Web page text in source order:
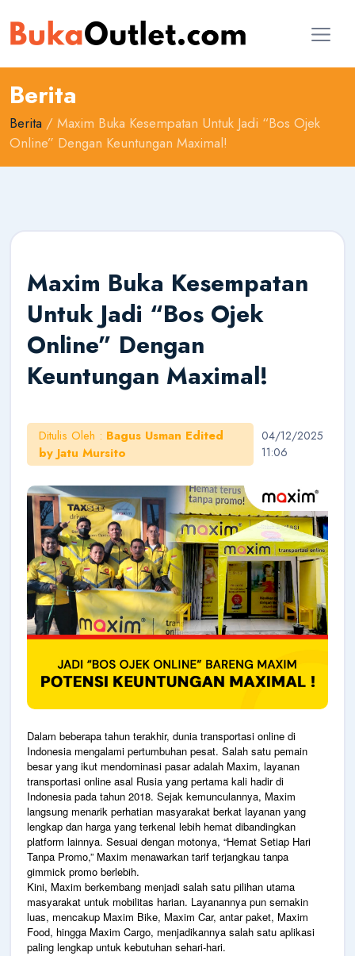
Berita
Berita / Maxim Buka Kesempatan Untuk Jadi “Bos Ojek
Online” Dengan Keuntungan Maximal!
Maxim Buka Kesempatan
Untuk Jadi “Bos Ojek
Online” Dengan
Keuntungan Maximal!
Ditulis Oleh : Bagus Usman Edited
by Jatu Mursito
04/12/2025
11:06
Dalam beberapa tahun terakhir, dunia transportasi online di
Indonesia mengalami pertumbuhan pesat. Salah satu pemain
besar yang ikut mendominasi pasar adalah Maxim, layanan
transportasi online asal Rusia yang pertama kali hadir di
Indonesia pada tahun 2018. Sejak kemunculannya, Maxim
langsung menarik perhatian masyarakat berkat layanan yang
lengkap dan harga yang terkenal lebih hemat dibandingkan
platform lainnya. Sesuai dengan motonya, “Hemat Setiap Hari
Tanpa Promo,” Maxim menawarkan tarif terjangkau tanpa
gimmick promo berlebih.
Kini, Maxim berkembang menjadi salah satu pilihan utama
masyarakat untuk mobilitas harian. Layanannya pun semakin
luas, mencakup Maxim Bike, Maxim Car, antar paket, Maxim
Food, hingga Maxim Cargo, menjadikannya salah satu aplikasi
paling lengkap untuk kebutuhan sehari-hari.
AI Konsultan
Online
Saya AI Konsultan BukaOutlet. Siap membantu
seputar kemitraan, bisnis, dan outlet.
Cara Jadi Mitra
Lihat Outlet Cek Budget
Belajar Bisnis